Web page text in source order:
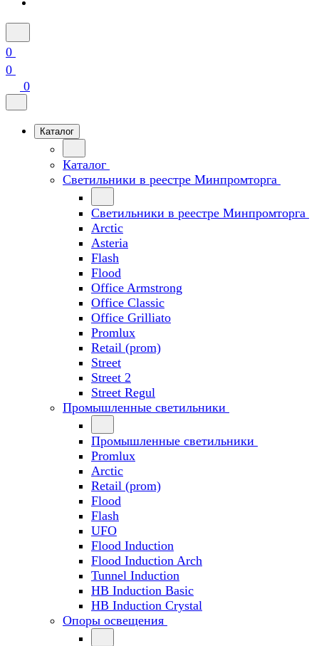
0
0
0
Каталог
Каталог
Светильники в реестре Минпромторга
Светильники в реестре Минпромторга
Arctic
Asteria
Flash
Flood
Office Armstrong
Office Classic
Office Grilliato
Promlux
Retail (prom)
Street
Street 2
Street Regul
Промышленные светильники
Промышленные светильники
Promlux
Arctic
Retail (prom)
Flood
Flash
UFO
Flood Induction
Flood Induction Arch
Tunnel Induction
HB Induction Basic
HB Induction Crystal
Опоры освещения